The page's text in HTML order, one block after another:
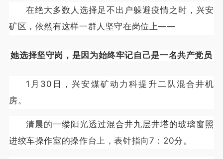
在绝大多数人选择足不出户躲避疫情之时，兴安
矿区，依然有这样一群人坚守在岗位上——
她选择坚守岗，是因为始终牢记自己是一名共产党员
1月30日，兴安煤矿动力科提升二队混合井机
房。
清晨的一缕阳光透过混合井九层井塔的玻璃窗照
进绞车操作室的操作台上，表针指向7：20分。